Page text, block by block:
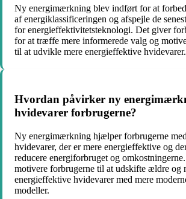
Ny energimærkning blev indført for at
af energiklassificeringen og afspejle de
for energieffektivitetsteknologi. Det giver
for at træffe mere informerede valg og
til at udvikle mere energieffektive hvidevarer.
Hvordan påvirker ny
hvidevarer forbrugerne?
Ny energimærkning hjælper forbrugerne
hvidevarer, der er mere energieffektive og
reducere energiforbruget og
motivere forbrugerne til at udskifte ældre og
energieffektive hvidevarer med mere
modeller.